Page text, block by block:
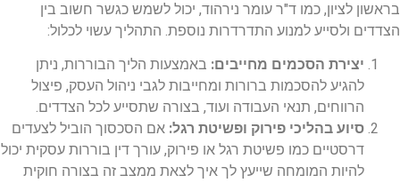
בראשון לציון, כמו ד"ר עומר נירהוד, יכול לשמש כגשר חשוב בין
הצדדים ולסייע למנוע התדרדרות נוספת. התהליך עשוי לכלול:
יצירת הסכמים מחייבים: באמצעות הליך הבוררות, ניתן
להגיע להסכמות ברורות ומחייבות לגבי ניהול העסק, פיצול
הרווחים, תנאי העבודה ועוד, בצורה שתסייע לכל הצדדים.
סיוע בהליכי פירוק ופשיטת רגל: אם הסכסוך הוביל לצעדים
דרסטיים כמו פשיטת רגל או פירוק, עורך דין בוררות עסקית יכול
להיות המומחה שייעץ לך איך לצאת ממצב זה בצורה חוקית